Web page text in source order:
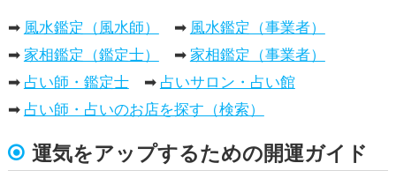
➡ 風水鑑定（風水師） ➡ 風水鑑定（事業者）
➡ 家相鑑定（鑑定士） ➡ 家相鑑定（事業者）
➡ 占い師・鑑定士➡ 占いサロン・占い館
➡ 占い師・占いのお店を探す（検索）
運気をアップするための開運ガイド